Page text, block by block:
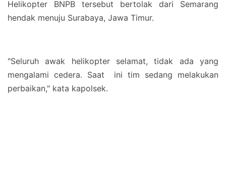
Helikopter BNPB tersebut bertolak dari Semarang
hendak menuju Surabaya, Jawa Timur.
"Seluruh awak helikopter selamat, tidak ada yang
mengalami cedera. Saat ini tim sedang melakukan
perbaikan," kata kapolsek.